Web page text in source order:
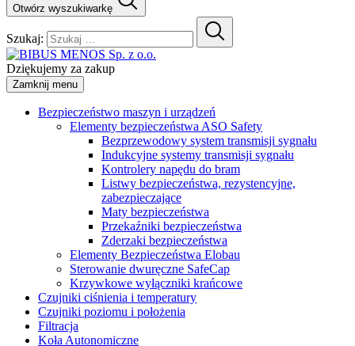
Otwórz wyszukiwarkę
Szukaj:
Dziękujemy za zakup
Zamknij menu
Bezpieczeństwo maszyn i urządzeń
Elementy bezpieczeństwa ASO Safety
Bezprzewodowy system transmisji sygnału
Indukcyjne systemy transmisji sygnału
Kontrolery napędu do bram
Listwy bezpieczeństwa, rezystencyjne,
zabezpieczające
Maty bezpieczeństwa
Przekaźniki bezpieczeństwa
Zderzaki bezpieczeństwa
Elementy Bezpieczeństwa Elobau
Sterowanie dwuręczne SafeCap
Krzywkowe wyłączniki krańcowe
Czujniki ciśnienia i temperatury
Czujniki poziomu i położenia
Filtracja
Koła Autonomiczne